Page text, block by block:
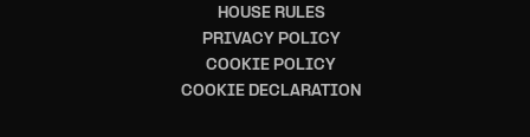
HOUSE RULES
PRIVACY POLICY
COOKIE POLICY
COOKIE DECLARATION